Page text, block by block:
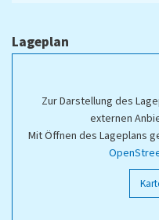
Lageplan
Zur Darstellung des
externen
Mit Öffnen des Lageplans